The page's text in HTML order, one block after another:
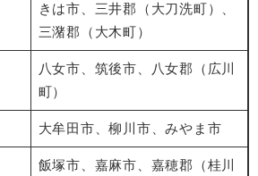
きは市、三井郡（大刀洗町）、
三潴郡（大木町）
八女市、筑後市、八女郡（広川
町）
大牟田市、柳川市、みやま市
飯塚市、嘉麻市、嘉穂郡（桂川